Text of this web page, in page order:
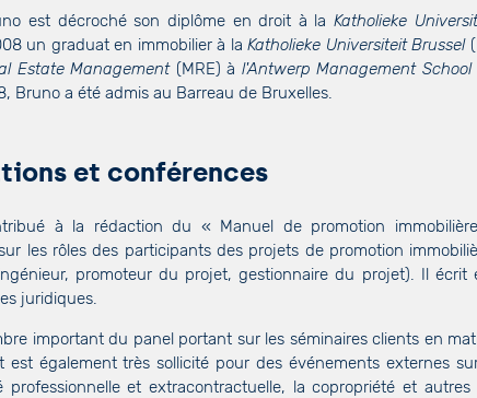
est décroché son diplôme en droit à laKatholieke
un graduat en immobilier à laKatholieke Universiteit Brussel
Estate Management(MRE) à l'Antwerp Management School
Bruno a été admis au Barreau de Bruxelles.
et conférences
à la rédaction du « Manuel de promotion
les rôles des participants des projets de promotion
promoteur du projet, gestionnaire du projet). Il écrit
juridiques.
important du panel portant sur les séminaires clients en
est également très sollicité pour des événements externes
professionnelle et extracontractuelle, la copropriété et